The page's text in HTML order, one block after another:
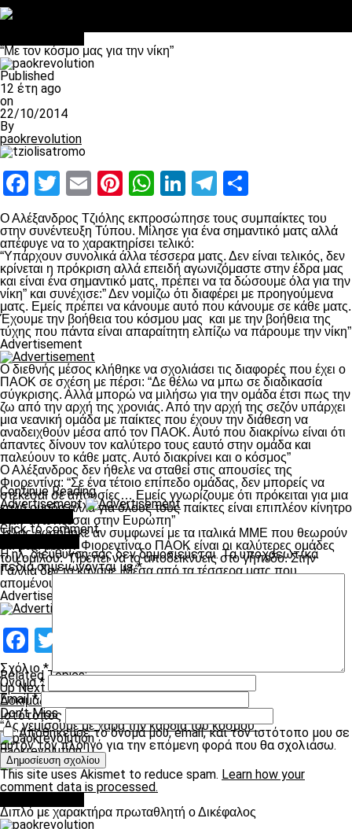
“Με τον κόσμο μας για την νίκη”
Published
12 έτη ago
on
22/10/2014
By
paokrevolution
Facebook
Twitter
EmailPinterest
WhatsApp
LinkedIn
Telegram
Ο Αλέξανδρος Τζιόλης εκπροσώπησε τους συμπαίκτες του
στην συνέντευξη Τύπου. Μίλησε για ένα σημαντικό ματς αλλά
απέφυγε να το χαρακτηρίσει τελικό:
“Υπάρχουν συνολικά άλλα τέσσερα ματς. Δεν είναι τελικός, δεν
κρίνεται η πρόκριση αλλά επειδή αγωνιζόμαστε στην έδρα μας
και είναι ένα σημαντικό ματς, πρέπει να τα δώσουμε όλα για την
νίκη” και συνέχισε:” Δεν νομίζω ότι διαφέρει με προηγούμενα
ματς. Εμείς πρέπει να κάνουμε αυτό που κάνουμε σε κάθε ματς.
Έχουμε την βοήθεια του κόσμου μας και με την βοήθεια της
τύχης που πάντα είναι απαραίτητη ελπίζω να πάρουμε την νίκη”
Advertisement
Ο διεθνής μέσος κλήθηκε να σχολιάσει τις διαφορές που έχει ο
ΠΑΟΚ σε σχέση με πέρσι: “Δε θέλω να μπω σε διαδικασία
σύγκρισης. Αλλά μπορώ να μιλήσω για την ομάδα έτσι πως την
ζω από την αρχή της χρονιάς. Από την αρχή της σεζόν υπάρχει
μια νεανική ομάδα με παίκτες που έχουν την διάθεση να
αναδειχθούν μέσα από τον ΠΑΟΚ. Αυτό που διακρίνω είναι ότι
άπαντες δίνουν τον καλύτερο τους εαυτό στην ομάδα και
παλεύουν το κάθε ματς. Αυτό διακρίνει και ο κόσμος”
Ο Αλέξανδρος δεν ήθελε να σταθεί στις απουσίες της
Φιορεντίνα: “Σε ένα τέτοιο επίπεδο ομάδας, δεν μπορείς να
στέκεσαι σε απουσίες… Εμείς γνωρίζουμε ότι πρόκειται για μια
καλή ομάδα αλλά για όλους τους παίκτες είναι επιπλέον κίνητρο
όταν αγωνίζεσαι στην Ευρώπη”
Τέλος ρωτήθηκε αν συμφωνεί με τα ιταλικά ΜΜΕ που θεωρούν
ότι μαζί με την Φιορεντίνα ο ΠΑΟΚ είναι οι καλύτερες ομάδες
του ομίλου: “Πρέπει να το αποδεικνύεις στο γήπεδο. Στην
Γαλλία δεν το κάναμε. Μέσα από τα τέσσερα ματς που
απομένουν οφείλουμε να το αποδείξουμε…”
Advertisement
Facebook
Related Topics:
Up Next
Δοκιμάζει ο Μακ (videos)
Don't Miss
“Ας γεμίσουμε με χαρά την καρδιά του κόσμου”
paokrevolution
Continue Reading
Advertisement
Click to comment
Η ηλ. διεύθυνση σας δεν δημοσιεύεται. Τα υποχρεωτικά
πεδία σημειώνονται με*
Σχόλιο*
Όνομα*
Email*
Ιστότοπος
Αποθήκευσε το όνομά μου, email, και τον ιστότοπο μου σε
αυτόν τον πλοηγό για την επόμενη φορά που θα σχολιάσω.
This site uses Akismet to reduce spam. Learn how your
comment data is processed.
Διπλό με χαρακτήρα πρωταθλητή ο Δικέφαλος